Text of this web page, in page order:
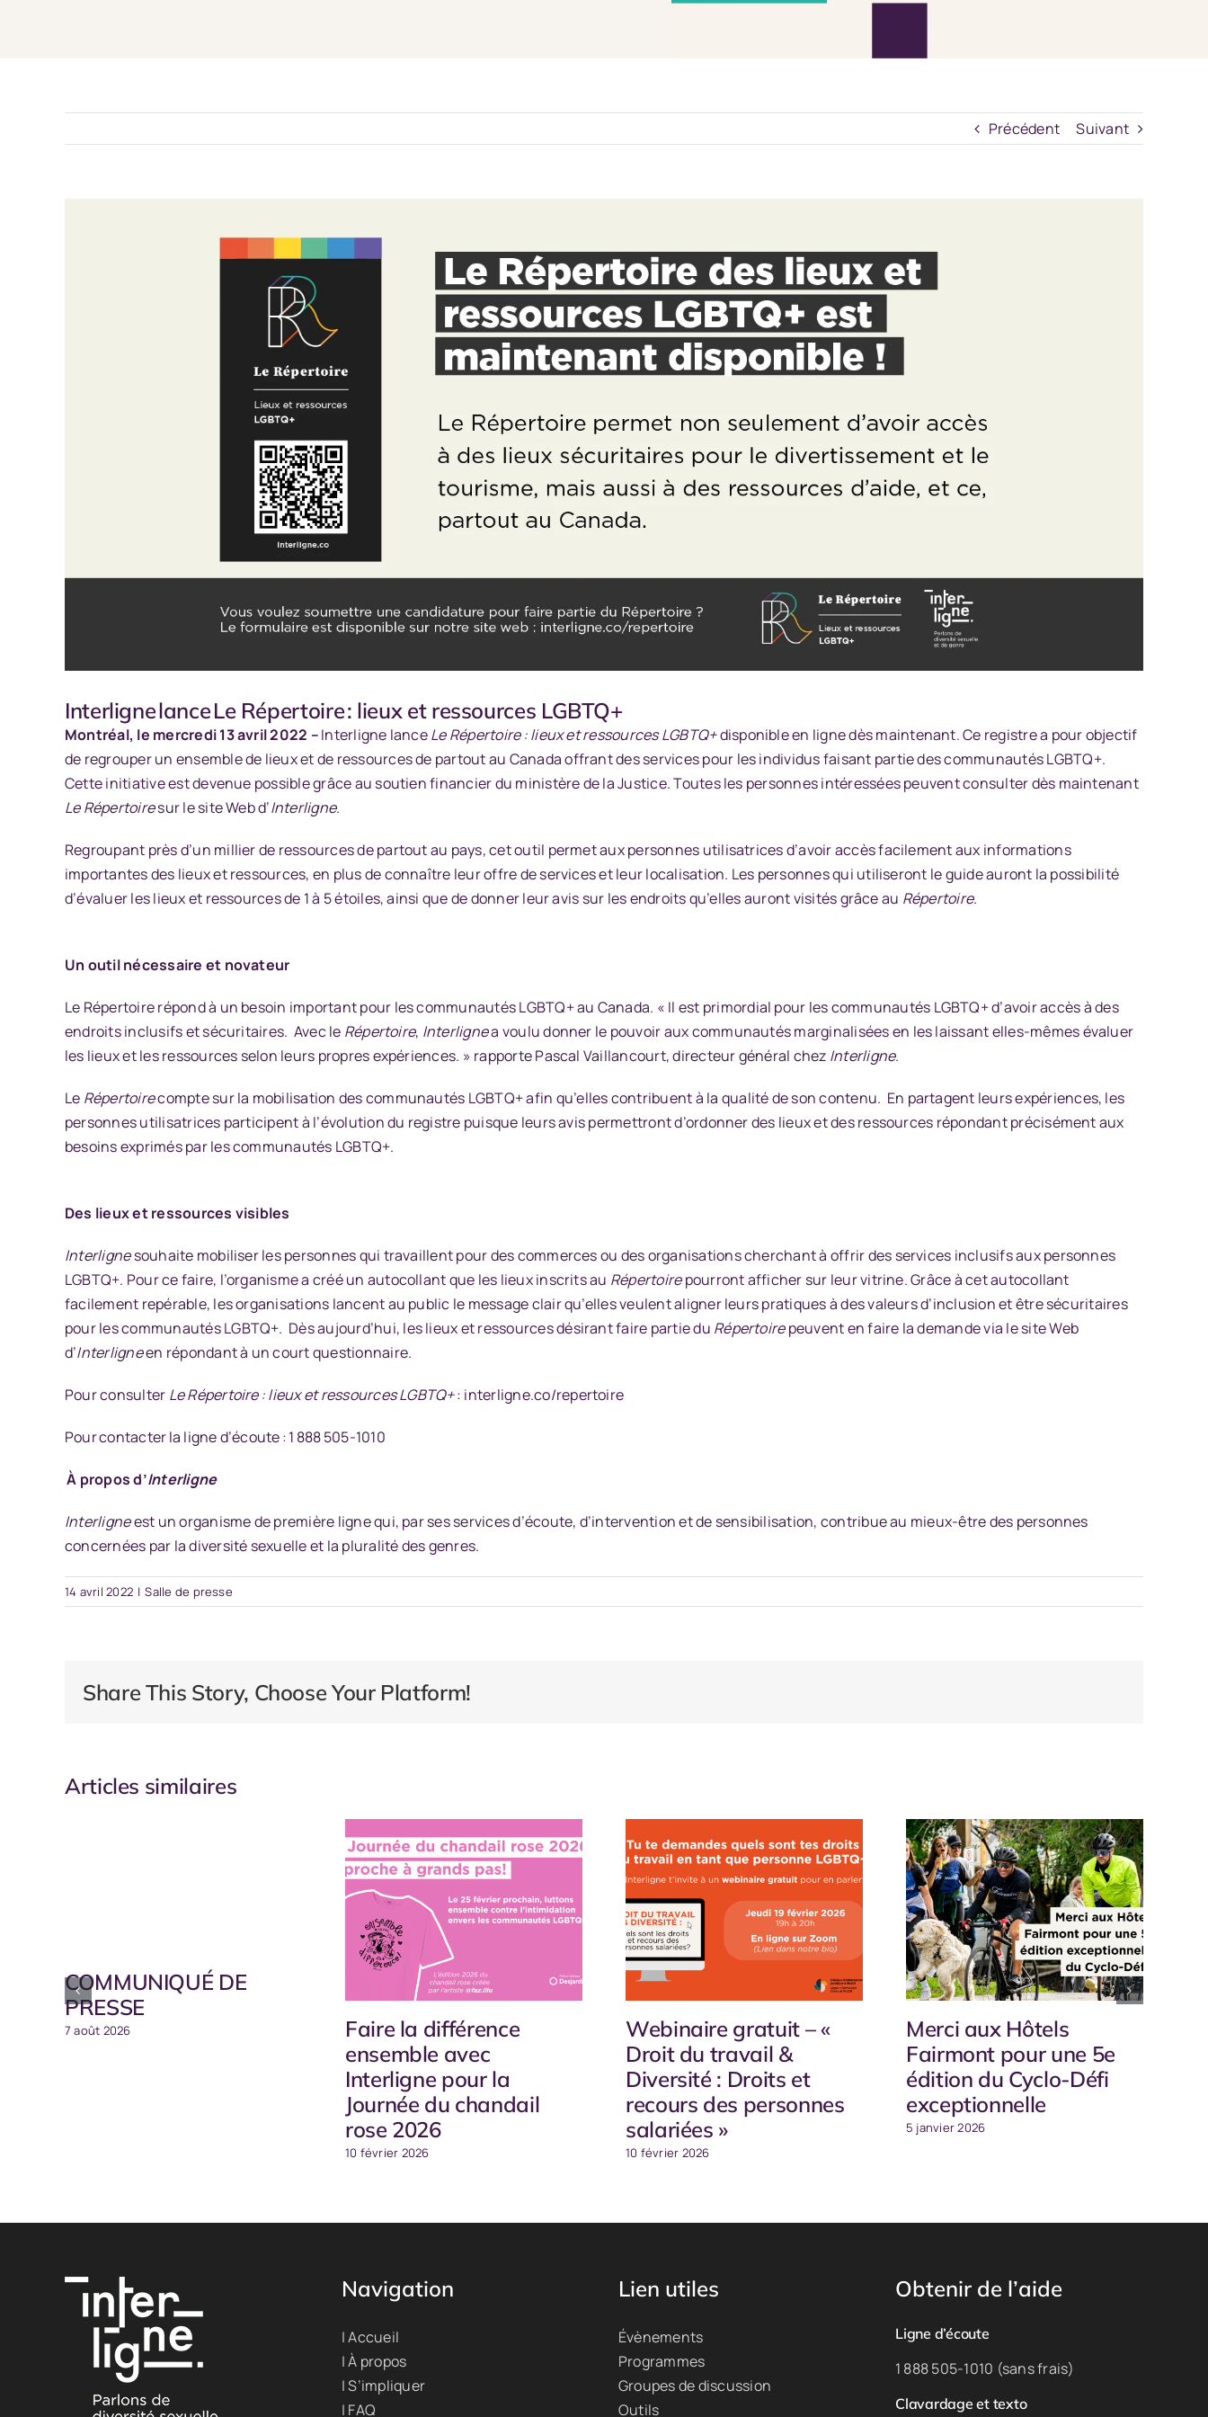
Précédent Suivant
Interligne lance Le Répertoire : lieux et ressources LGBTQ+
Montréal, le mercredi 13 avril 2022 –Interligne lanceLe Répertoire : lieux et ressources LGBTQ+disponible en ligne dès maintenant. Ce registre a pour objectif
de regrouper un ensemble de lieux et de ressources de partout au Canada offrant des services pour les individus faisant partie des communautés LGBTQ+.
Cette initiative est devenue possible grâce au soutien financier du ministère de la Justice. Toutes les personnes intéressées peuvent consulter dès maintenant
Le Répertoiresur le site Web d’Interligne.
Regroupant près d’un millier de ressources de partout au pays, cet outil permet aux personnes utilisatrices d’avoir accès facilement aux informations
importantes des lieux et ressources, en plus de connaître leur offre de services et leur localisation. Les personnes qui utiliseront le guide auront la possibilité
d’évaluer les lieux et ressources de 1 à 5 étoiles, ainsi que de donner leur avis sur les endroits qu’elles auront visités grâce au Répertoire.
Un outil nécessaire et novateur
Le Répertoire répond à un besoin important pour les communautés LGBTQ+ au Canada. « Il est primordial pour les communautés LGBTQ+ d’avoir accès à des
endroits inclusifs et sécuritaires. Avec le Répertoire, Interlignea voulu donner le pouvoir aux communautés marginalisées en les laissant elles-mêmes évaluer
les lieux et les ressources selon leurs propres expériences. » rapporte Pascal Vaillancourt, directeur général chez Interligne.
Le Répertoirecompte sur la mobilisation des communautés LGBTQ+ afin qu’elles contribuent à la qualité de son contenu. En partagent leurs expériences, les
personnes utilisatrices participent à l’évolution du registre puisque leurs avis permettront d’ordonner des lieux et des ressources répondant précisément aux
besoins exprimés par les communautés LGBTQ+.
Des lieux et ressources visibles
Interlignesouhaite mobiliser les personnes qui travaillent pour des commerces ou des organisations cherchant à offrir des services inclusifs aux personnes
LGBTQ+. Pour ce faire, l’organisme a créé un autocollant que les lieux inscrits au Répertoirepourront afficher sur leur vitrine. Grâce à cet autocollant
facilement repérable, les organisations lancent au public le message clair qu’elles veulent aligner leurs pratiques à des valeurs d’inclusion et être sécuritaires
pour les communautés LGBTQ+. Dès aujourd’hui, les lieux et ressources désirant faire partie du Répertoirepeuvent en faire la demande via le site Web
d’Interligneen répondant à un court questionnaire.
Pour consulter Le Répertoire : lieux et ressources LGBTQ+: interligne.co/repertoire
Pour contacter la ligne d’écoute : 1 888 505-1010
À propos d’Interligne
Interligneest un organisme de première ligne qui, par ses services d’écoute, d’intervention et de sensibilisation, contribue au mieux-être des personnes
concernées par la diversité sexuelle et la pluralité des genres.
14 avril 2022 | Salle de presse
Share This Story, Choose Your Platform!
Articles similaires
COMMUNIQUÉ DE
PRESSE
7 août 2026
Faire la différence
ensemble avec
Interligne pour la
Journée du chandail
rose 2026
10 février 2026
Webinaire gratuit – «
Droit du travail &
Diversité : Droits et
recours des personnes
salariées »
10 février 2026
Merci aux Hôtels
Fairmont pour une 5e
édition du Cyclo-Défi
exceptionnelle
5 janvier 2026
Navigation
| Accueil
| À propos
| S’impliquer
| FAQ
Lien utiles
Évènements
Programmes
Groupes de discussion
Outils
Obtenir de l’aide
Ligne d’écoute
1 888 505-1010 (sans frais)
Clavardage et texto